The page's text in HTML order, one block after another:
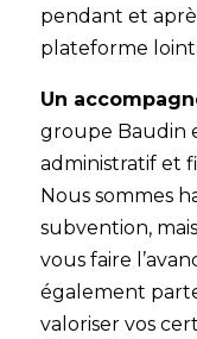
pendant et
plateforme
Un
groupe Baudin
administratif et
Nous sommes
subvention,
vous faire
également
valoriser vos